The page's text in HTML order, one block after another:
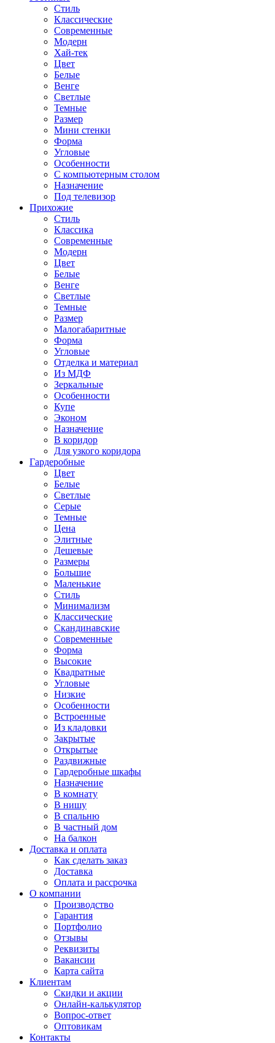
Стиль
Классические
Современные
Модерн
Хай-тек
Цвет
Белые
Венге
Светлые
Темные
Размер
Мини стенки
Форма
Угловые
Особенности
С компьютерным столом
Назначение
Под телевизор
Прихожие
Стиль
Классика
Современные
Модерн
Цвет
Белые
Венге
Светлые
Темные
Размер
Малогабаритные
Форма
Угловые
Отделка и материал
Из МДФ
Зеркальные
Особенности
Купе
Эконом
Назначение
В коридор
Для узкого коридора
Гардеробные
Цвет
Белые
Светлые
Серые
Темные
Цена
Элитные
Дешевые
Размеры
Большие
Маленькие
Стиль
Минимализм
Классические
Скандинавские
Современные
Форма
Высокие
Квадратные
Угловые
Низкие
Особенности
Встроенные
Из кладовки
Закрытые
Открытые
Раздвижные
Гардеробные шкафы
Назначение
В комнату
В нишу
В спальню
В частный дом
На балкон
Доставка и оплата
Как сделать заказ
Доставка
Оплата и рассрочка
О компании
Производство
Гарантия
Портфолио
Отзывы
Реквизиты
Вакансии
Карта сайта
Клиентам
Скидки и акции
Онлайн-калькулятор
Вопрос-ответ
Оптовикам
Контакты